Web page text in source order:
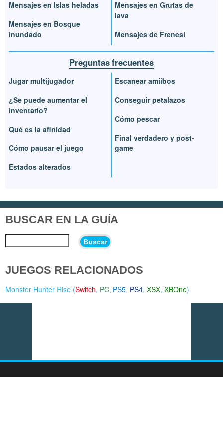
Mensajes en Islas heladas
Mensajes en Bosque
inundado
Mensajes en Grutas de
lava
Mensajes de Frenesí
Preguntas frecuentes
Jugar multijugador
¿Se puede aumentar el
inventario?
Qué es la afinidad
Cómo pausar el juego
Estados alterados
Escanear amiibos
Conseguir petalazos
Cómo pescar
Final verdadero y post-
game
BUSCAR EN LA GUÍA
Buscar
JUEGOS RELACIONADOS
Monster Hunter Rise (Switch, PC, PS5, PS4,XSX,XBOne)